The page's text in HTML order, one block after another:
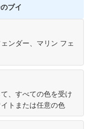
ブイ
ンダー、マリン フェ
、すべての色を受け
トまたは任意の色